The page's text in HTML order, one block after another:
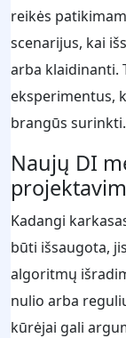
reikės
scenarijus, kai
arba klaidinanti.
eksperimentus,
brangūs surinkti.
Naujų DI
Kadangi
būti išsaugota,
algoritmų
nulio arba
kūrėjai gali